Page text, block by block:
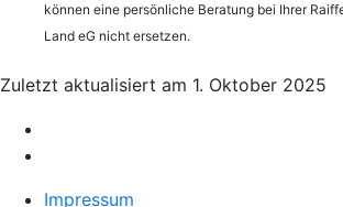
können eine persönliche Beratung bei Ihrer
Land eG nicht ersetzen.
Zuletzt aktualisiert am 1. Oktober 2025
Impressum